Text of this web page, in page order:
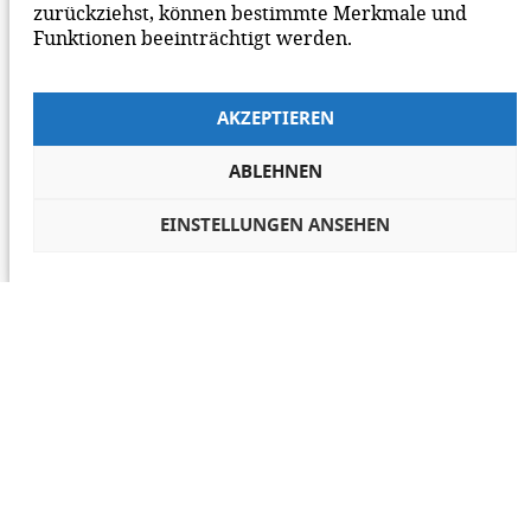
zurückziehst, können bestimmte Merkmale und
Funktionen beeinträchtigt werden.
AKZEPTIEREN
ABLEHNEN
EINSTELLUNGEN ANSEHEN